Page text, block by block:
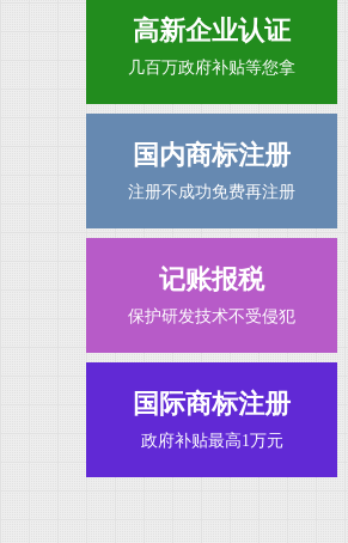
高新企业认证
几百万政府补贴等您拿
国内商标注册
注册不成功免费再注册
记账报税
保护研发技术不受侵犯
国际商标注册
政府补贴最高1万元